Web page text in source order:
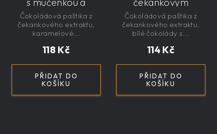
čekankovým
sirupem 100g -
nízkokalorická,
řemeslná
118 Kč
PŘIDAT DO
KOŠÍKU
Čokoládová paštika z
čekankového extraktu,
karamelové...
sirupem 100g -
nízkokalorická,
řemeslná
114 Kč
PŘIDAT DO
KOŠÍKU
Čokoládová paštika z
čekankového extraktu,
bílé čokolády s...